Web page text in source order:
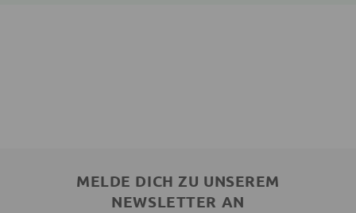
MELDE DICH ZU UNSEREM
NEWSLETTER AN